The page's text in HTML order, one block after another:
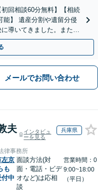
回相談60分無料】【相続
能】 遺産分割や遺留分侵
導いてきました。また、
ました。
メールでお問い合わせ
夫
インタビュ
ーを見る
兵庫県
律事務所
左京
も
中
面談方法(対
面・電話・ビデ
オなど)は応相
談
営業時間：0
9:00~18:00
（平日）